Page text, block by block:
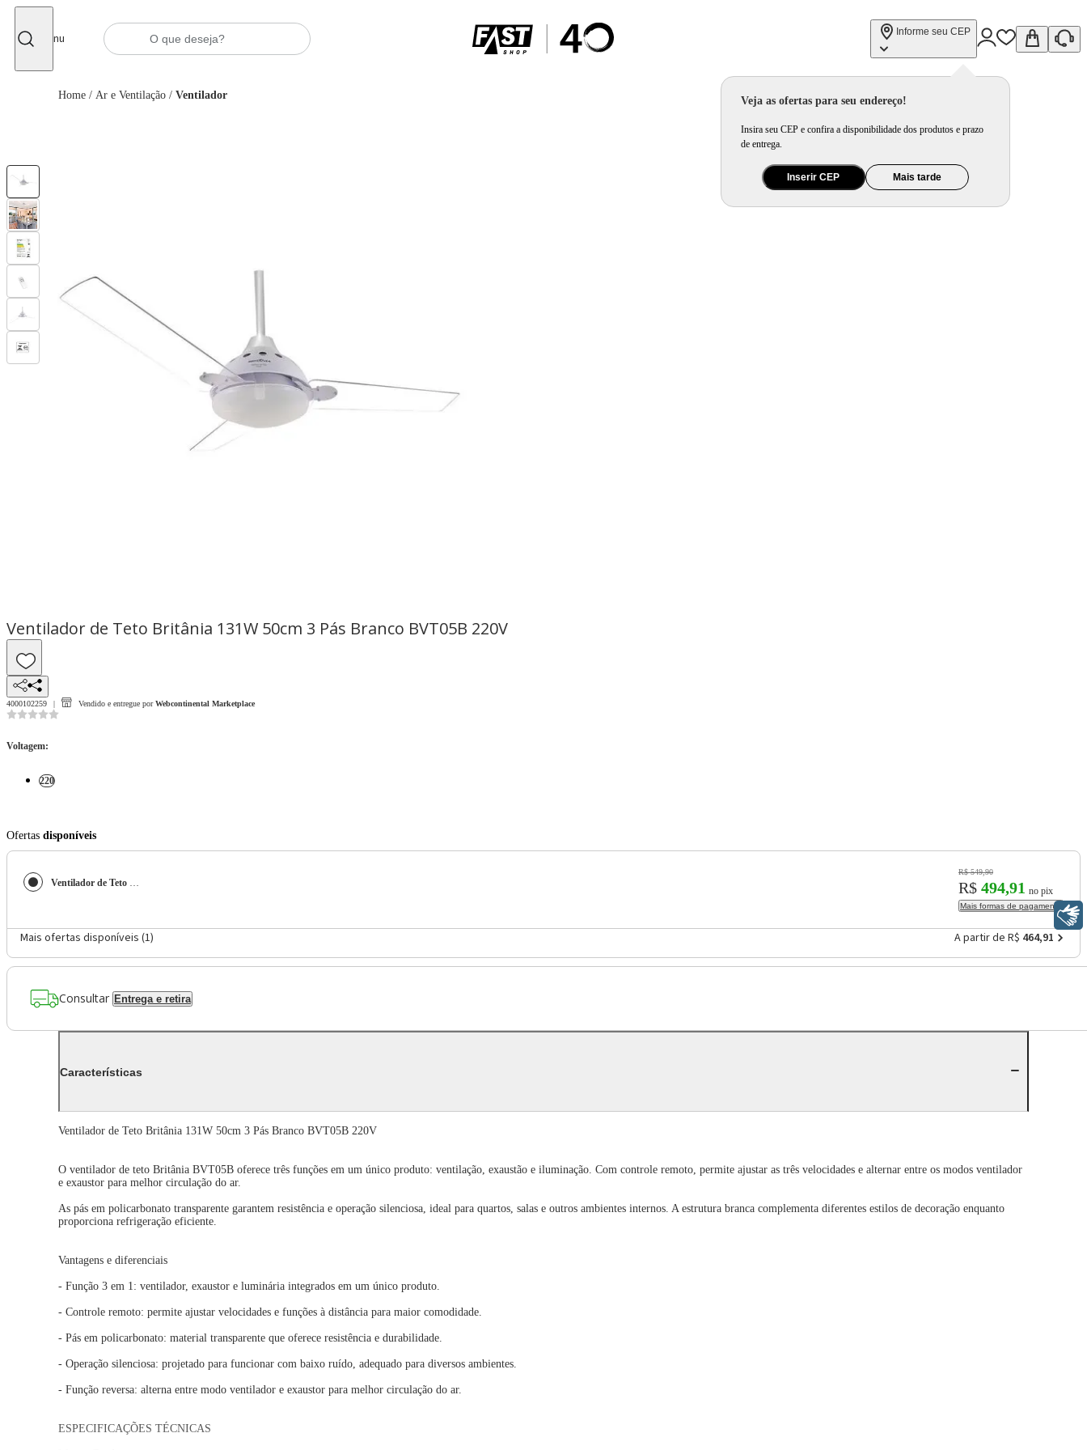
Menu
Informe seu CEP
Veja as ofertas para seu endereço!
Insira seu CEP e confira a disponibilidade dos produtos e prazo
de entrega.
Inserir CEP Mais tarde
Home / Ar e Ventilação / Ventilador
Ventilador de Teto Britânia 131W 50cm 3 Pás Branco BVT05B 220V
4000102259 Vendido e entregue por Webcontinental Marketplace
Voltagem:
220
Ofertas disponíveis
Ventilador de Teto Britânia 131W 50cm 3 Pás Branco BVT05B 220V
R$ 549,90
R$ 494,91 no pix
Mais formas de pagamento
Mais ofertas disponíveis (1) A partir de R$ 464,91
Consultar Entrega e retira
Características
Ventilador de Teto Britânia 131W 50cm 3 Pás Branco BVT05B 220V
O ventilador de teto Britânia BVT05B oferece três funções em um único produto: ventilação, exaustão e iluminação. Com controle remoto, permite ajustar as três velocidades e alternar entre os modos ventilador
e exaustor para melhor circulação do ar.
As pás em policarbonato transparente garantem resistência e operação silenciosa, ideal para quartos, salas e outros ambientes internos. A estrutura branca complementa diferentes estilos de decoração enquanto
proporciona refrigeração eficiente.
Vantagens e diferenciais
- Função 3 em 1: ventilador, exaustor e luminária integrados em um único produto.
- Controle remoto: permite ajustar velocidades e funções à distância para maior comodidade.
- Pás em policarbonato: material transparente que oferece resistência e durabilidade.
- Operação silenciosa: projetado para funcionar com baixo ruído, adequado para diversos ambientes.
- Função reversa: alterna entre modo ventilador e exaustor para melhor circulação do ar.
ESPECIFICAÇÕES TÉCNICAS
Libras